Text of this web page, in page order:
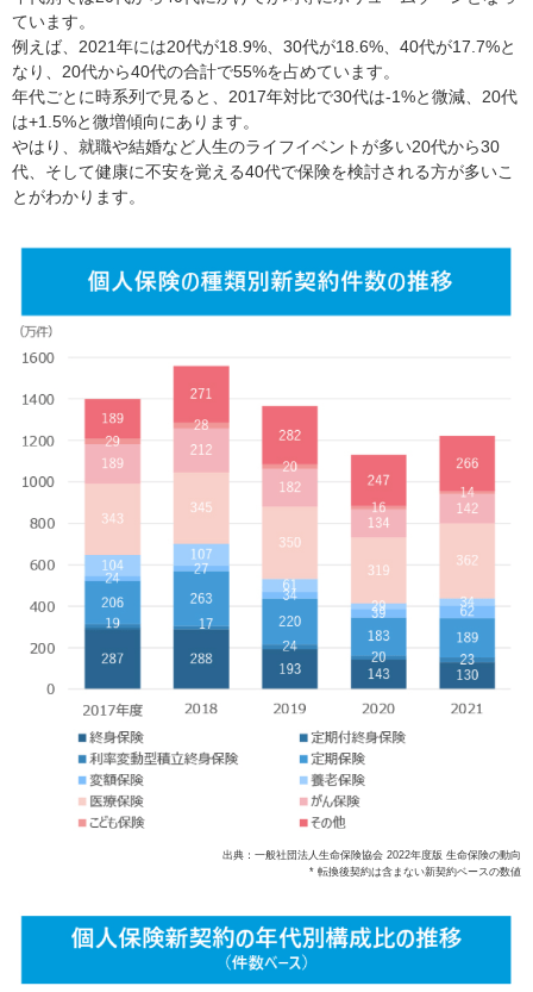
ています。
例えば、2021年には20代が18.9%、30代が18.6%、40代が17.7%と
なり、20代から40代の合計で55%を占めています。
年代ごとに時系列で見ると、2017年対比で30代は-1%と微減、20代
は+1.5%と微増傾向にあります。
やはり、就職や結婚など人生のライフイベントが多い20代から30
代、そして健康に不安を覚える40代で保険を検討される方が多いこ
とがわかります。
出典：一般社団法人生命保険協会 2022年度版 生命保険の動向
* 転換後契約は含まない新契約ベースの数値